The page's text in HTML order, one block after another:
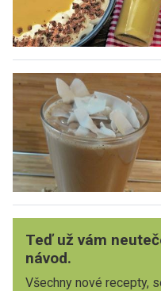
Teď už vám
návod.
Všechny nové recepty,